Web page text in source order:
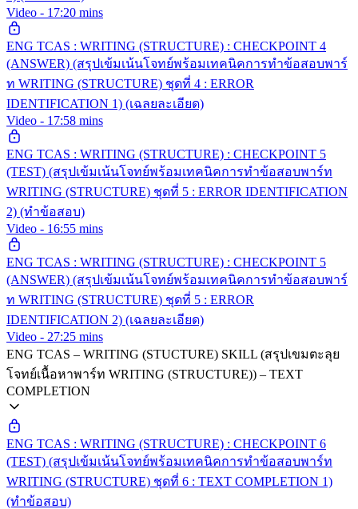
Video - 17:20 mins
ENG TCAS : WRITING (STRUCTURE) : CHECKPOINT 4
(ANSWER) (สรุปเข้มเน้นโจทย์พร้อมเทคนิคการทำข้อสอบพาร์
ท WRITING (STRUCTURE) ชุดที่ 4 : ERROR
IDENTIFICATION 1) (เฉลยละเอียด)
Video - 17:58 mins
ENG TCAS : WRITING (STRUCTURE) : CHECKPOINT 5
(TEST) (สรุปเข้มเน้นโจทย์พร้อมเทคนิคการทำข้อสอบพาร์ท
WRITING (STRUCTURE) ชุดที่ 5 : ERROR IDENTIFICATION
2) (ทำข้อสอบ)
Video - 16:55 mins
ENG TCAS : WRITING (STRUCTURE) : CHECKPOINT 5
(ANSWER) (สรุปเข้มเน้นโจทย์พร้อมเทคนิคการทำข้อสอบพาร์
ท WRITING (STRUCTURE) ชุดที่ 5 : ERROR
IDENTIFICATION 2) (เฉลยละเอียด)
Video - 27:25 mins
ENG TCAS – WRITING (STUCTURE) SKILL (สรุปเขมตะลุย
โจทย์เนื้อหาพาร์ท WRITING (STRUCTURE)) – TEXT
COMPLETION
ENG TCAS : WRITING (STRUCTURE) : CHECKPOINT 6
(TEST) (สรุปเข้มเน้นโจทย์พร้อมเทคนิคการทำข้อสอบพาร์ท
WRITING (STRUCTURE) ชุดที่ 6 : TEXT COMPLETION 1)
(ทำข้อสอบ)